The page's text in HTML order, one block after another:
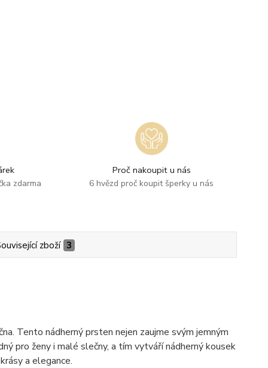
zdarma
Proč nakoupit u nás
6 hvězd proč koupit šperky u nás
zboží 3
Tento nádherný prsten nejen zaujme svým jemným
pro ženy i malé slečny, a tím vytváří nádherný kousek
a elegance.